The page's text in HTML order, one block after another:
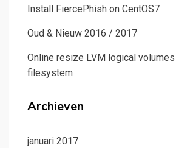
Install FiercePhish on CentOS7
Oud & Nieuw 2016 / 2017
Online resize LVM logical
filesystem
Archieven
januari 2017